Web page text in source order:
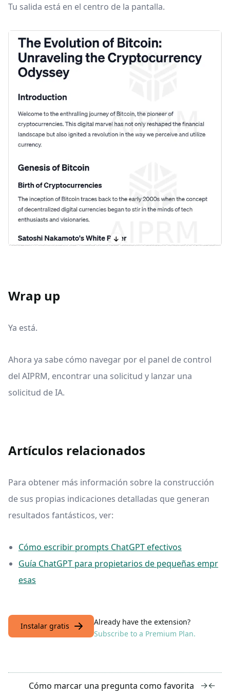
Tu salida está en el centro de la pantalla.
Wrap up
Ya está.
Ahora ya sabe cómo navegar por el panel de control
del AIPRM, encontrar una solicitud y lanzar una
solicitud de IA.
Artículos relacionados
Para obtener más información sobre la construcción
de sus propias indicaciones detalladas que generan
resultados fantásticos, ver:
Cómo escribir prompts ChatGPT efectivos
Guía ChatGPT para propietarios de pequeñas empr
esas
Instalar gratis
Already have the extension?
Subscribe to a Premium Plan.
Cómo marcar una pregunta como favorita →←